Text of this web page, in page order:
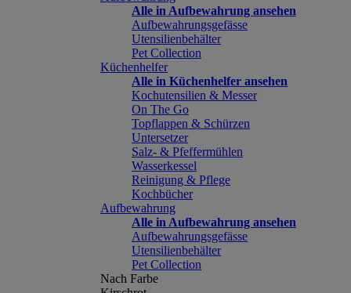
Alle in Aufbewahrung ansehen
Aufbewahrungsgefässe
Utensilienbehälter
Pet Collection
Küchenhelfer
Alle in Küchenhelfer ansehen
Kochutensilien & Messer
On The Go
Topflappen & Schürzen
Untersetzer
Salz- & Pfeffermühlen
Wasserkessel
Reinigung & Pflege
Kochbücher
Aufbewahrung
Alle in Aufbewahrung ansehen
Aufbewahrungsgefässe
Utensilienbehälter
Pet Collection
Nach Farbe